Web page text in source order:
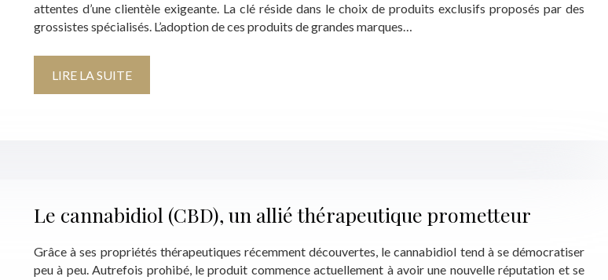
attentes d’une clientèle exigeante. La clé réside dans le choix de produits exclusifs proposés par des
grossistes spécialisés. L’adoption de ces produits de grandes marques…
LIRE LA SUITE
Le cannabidiol (CBD), un allié thérapeutique prometteur
Grâce à ses propriétés thérapeutiques récemment découvertes, le cannabidiol tend à se démocratiser
peu à peu. Autrefois prohibé, le produit commence actuellement à avoir une nouvelle réputation et se